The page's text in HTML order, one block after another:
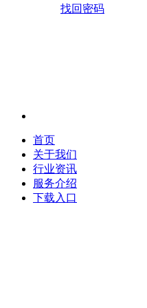
找回密码
首页
关于我们
行业资讯
服务介绍
下载入口